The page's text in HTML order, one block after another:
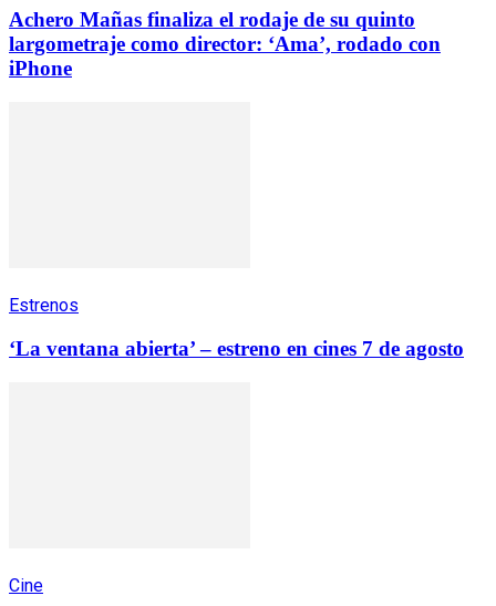
Achero Mañas finaliza el rodaje de su quinto
largometraje como director: ‘Ama’, rodado con
iPhone
Estrenos
‘La ventana abierta’ – estreno en cines 7 de agosto
Cine